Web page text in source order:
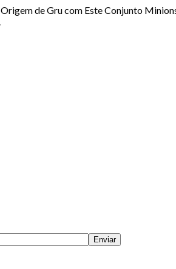
de Gru com Este Conjunto
Enviar